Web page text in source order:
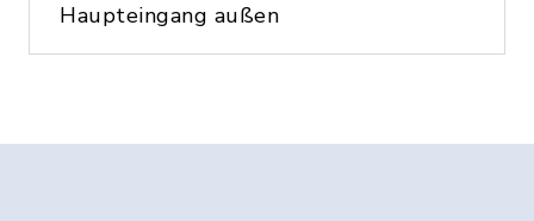
Haupteingang außen